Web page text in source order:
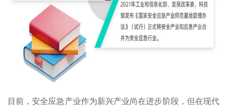
目前，安全应急产业作为新兴产业尚在进步阶段，但在现代